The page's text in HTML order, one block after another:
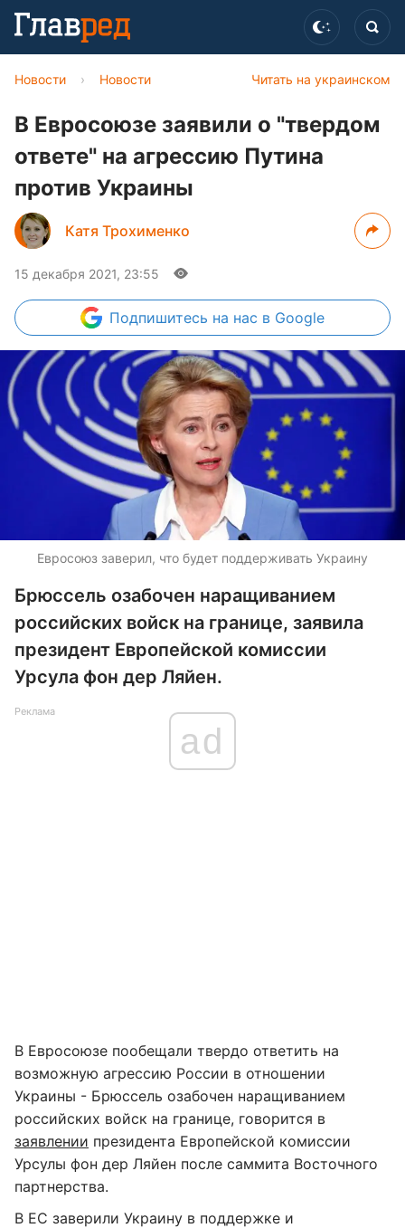
Читать на украинском
Новости › Новости
В Евросоюзе заявили о "твердом
ответе" на агрессию Путина
против Украины
Катя Трохименко
15 декабря 2021, 23:55
Подпишитесь на нас в Google
Евросоюз заверил, что будет поддерживать Украину
Брюссель озабочен наращиванием
российских войск на границе, заявила
президент Европейской комиссии
Урсула фон дер Ляйен.
Реклама
ad
В Евросоюзе пообещали твердо ответить на
возможную агрессию России в отношении
Украины - Брюссель озабочен наращиванием
российских войск на границе, говорится в
заявлении президента Европейской комиссии
Урсулы фон дер Ляйен после саммита Восточного
партнерства.
В ЕС заверили Украину в поддержке и